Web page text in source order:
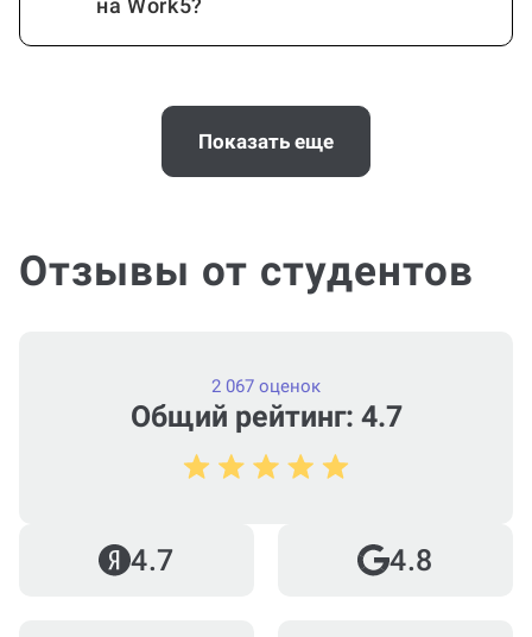
на Work5?
Когда и как нужно оплачивать
Показать еще
Отзывы от студентов
Общий рейтинг: 4.7
2 067 оценок
4.7 4.8